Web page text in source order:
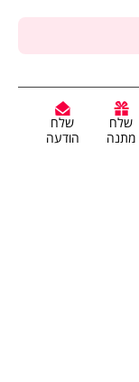
שלח
מתנה
שלח
הודעה